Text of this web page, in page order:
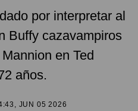
por interpretar al
Buffy cazavampiros
en Ted
años.
JUN 05 2026